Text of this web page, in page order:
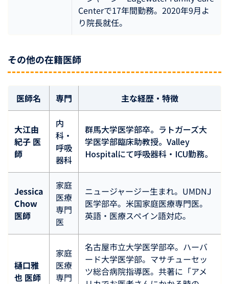
Centerで17年間勤務。2020年9月よ
り院長就任。
その他の在籍医師
医師名 専門 主な経歴・特徴
大江由
紀子 医
師
内
科・
呼吸
器科
群馬大学医学部卒。ラトガーズ大
学医学部臨床助教授。Valley
Hospitalにて呼吸器科・ICU勤務。
Jessica
Chow
医師
家庭
医療
専門
医
ニュージャージー生まれ。UMDNJ
医学部卒。米国家庭医療専門医。
英語・医療スペイン語対応。
樋口雅
也 医師
家庭
医療
専門
名古屋市立大学医学部卒。ハーバ
ード大学医学部。マサチューセッ
ツ総合病院指導医。共著に「アメ